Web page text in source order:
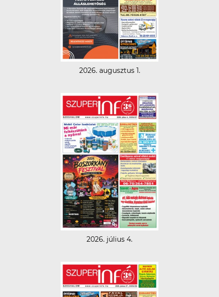
2026. augusztus 1.
2026. július 4.